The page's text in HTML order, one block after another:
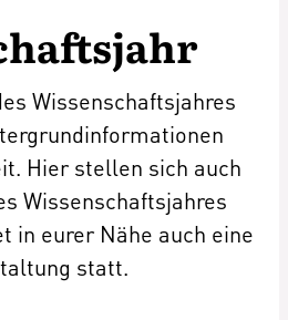
Wissenschaftsjahres
Hier stellen sich auch
Wissenschaftsjahres
in eurer Nähe auch eine
statt.